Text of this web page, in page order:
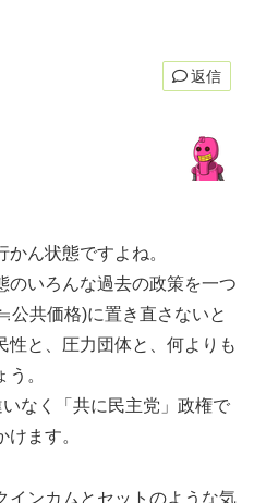
返信
ん状態ですよね。
のいろんな過去の政策を一つ
公共価格)に置き直さないと
性と、圧力団体と、何よりも
。
なく「共に民主党」政権で
ます。
インカムとセットのような気